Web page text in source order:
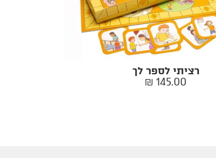
רציתי לספר לך
145.00
₪